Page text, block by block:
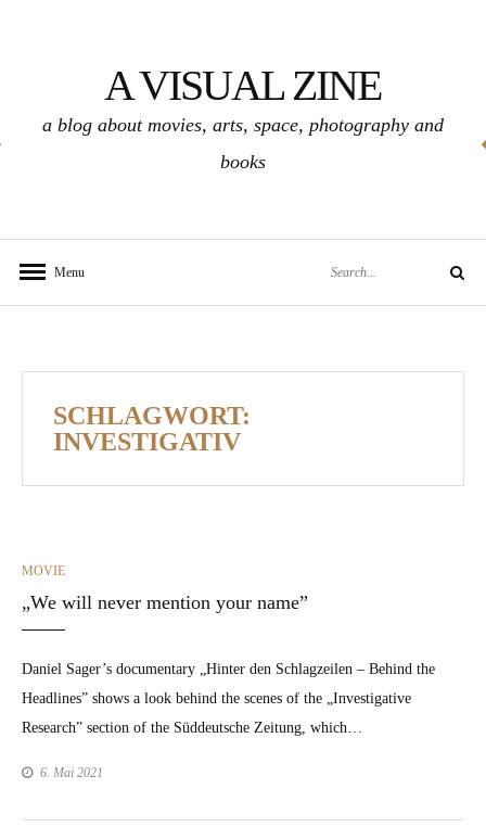
A VISUAL ZINE
a blog about movies, arts, space, photography and
books
Menu Search
SCHLAGWORT:
INVESTIGATIV
CATEGORIES
MOVIE
„We will never mention your name”
Daniel Sager’s doc­u­men­tary „Hin­ter den Schlagzeilen – Behind the
Head­lines” shows a look behind the scenes of the „Inves­tiga­tive
Research” sec­tion of the Süd­deutsche Zeitung, which…
6. Mai 2021